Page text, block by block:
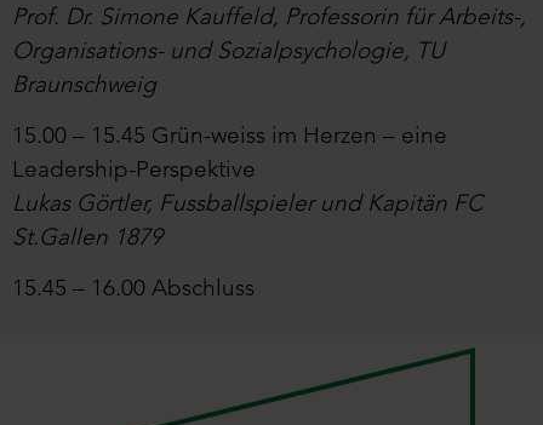
Prof. Dr. Simone Kauffeld, Professorin für Arbeits-,
Organisations- und Sozialpsychologie, TU
Braunschweig
15.00 – 15.45 Grün-weiss im Herzen – eine
Leadership-Perspektive
Lukas Görtler, Fussballspieler und Kapitän FC
St.Gallen 1879
15.45 – 16.00 Abschluss